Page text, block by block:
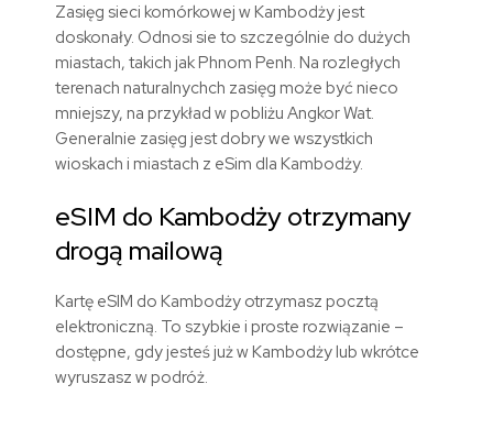
Zasięg sieci komórkowej w Kambodży jest
doskonały. Odnosi sie to szczególnie do dużych
miastach, takich jak Phnom Penh. Na rozległych
terenach naturalnychch zasięg może być nieco
mniejszy, na przykład w pobliżu Angkor Wat.
Generalnie zasięg jest dobry we wszystkich
wioskach i miastach z eSim dla Kambodży.
eSIM do Kambodży otrzymany
drogą mailową
Kartę eSIM do Kambodży otrzymasz pocztą
elektroniczną. To szybkie i proste rozwiązanie –
dostępne, gdy jesteś już w Kambodży lub wkrótce
wyruszasz w podróż.